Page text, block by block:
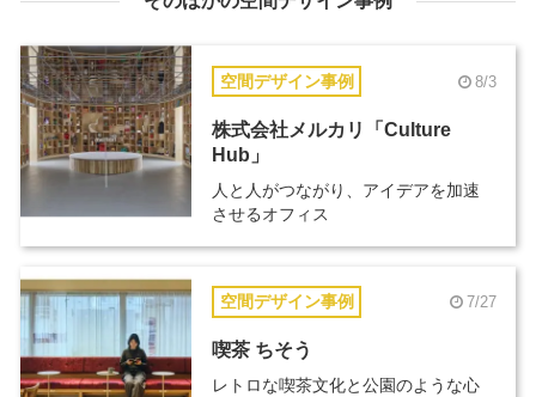
空間デザイン事例 8/3
株式会社メルカリ「Culture
Hub」
人と人がつながり、アイデアを加速
させるオフィス
空間デザイン事例 7/27
喫茶 ちそう
レトロな喫茶文化と公園のような心